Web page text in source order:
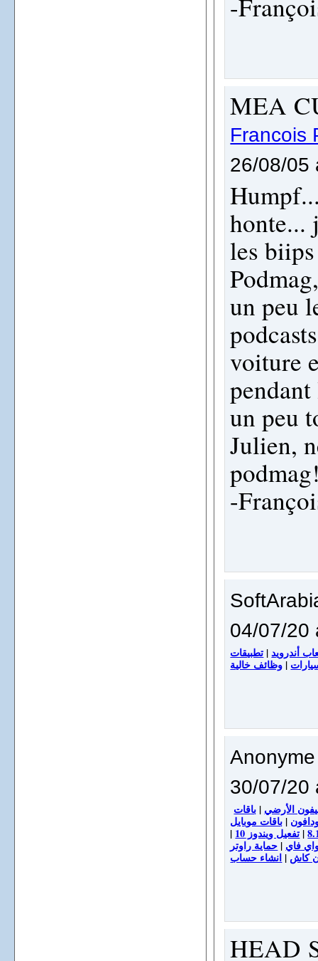
-
MEA
Francois
26/08/05
honte...
les
un peu
voiture
un peu
Julien,
-
04/07/20
أندرويد|
| وظائف خالية
Anonyme
30/07/20
الأرضي |
| باقات موبايل
| تفعيل ويندوز 10
|
فاي |
كاش |
HEAD